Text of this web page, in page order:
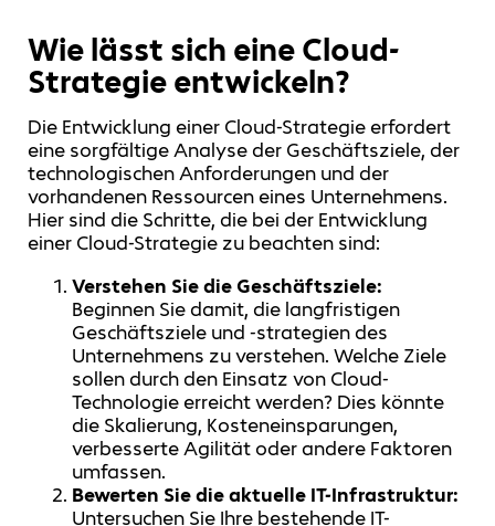
Wie lässt sich eine Cloud-
Strategie entwickeln?
Die Entwicklung einer Cloud-Strategie erfordert
eine sorgfältige Analyse der Geschäftsziele, der
technologischen Anforderungen und der
vorhandenen Ressourcen eines Unternehmens.
Hier sind die Schritte, die bei der Entwicklung
einer Cloud-Strategie zu beachten sind:
Verstehen Sie die Geschäftsziele:
Beginnen Sie damit, die langfristigen
Geschäftsziele und -strategien des
Unternehmens zu verstehen. Welche Ziele
sollen durch den Einsatz von Cloud-
Technologie erreicht werden? Dies könnte
die Skalierung, Kosteneinsparungen,
verbesserte Agilität oder andere Faktoren
umfassen.
Bewerten Sie die aktuelle IT-Infrastruktur:
Untersuchen Sie Ihre bestehende IT-